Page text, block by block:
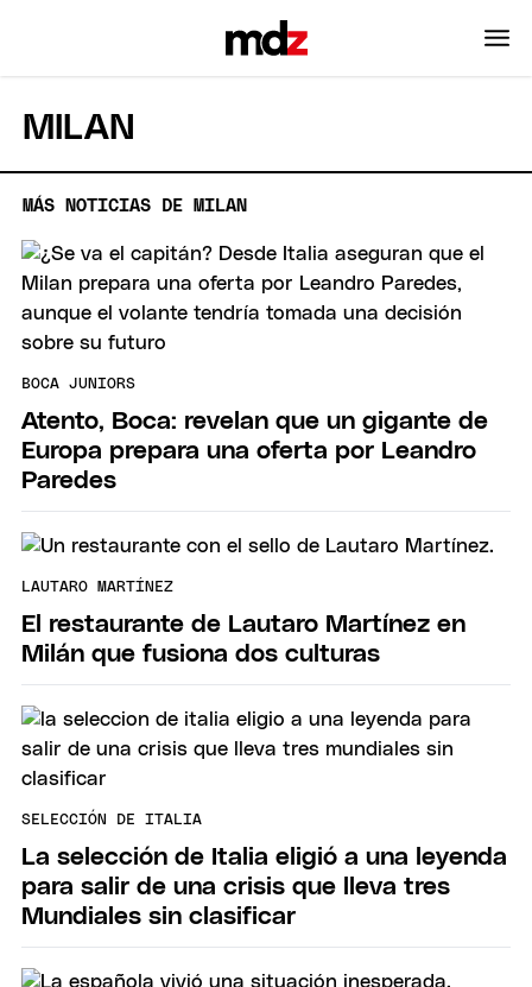
MILAN
MÁS NOTICIAS DE MILAN
BOCA JUNIORS
Atento, Boca: revelan que un gigante de
Europa prepara una oferta por Leandro
Paredes
LAUTARO MARTÍNEZ
El restaurante de Lautaro Martínez en
Milán que fusiona dos culturas
SELECCIÓN DE ITALIA
La selección de Italia eligió a una leyenda
para salir de una crisis que lleva tres
Mundiales sin clasificar